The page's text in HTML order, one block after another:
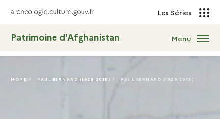
Les Séries
Patrimoine d'Afghanistan Menu
HOME PAUL BERNARD (1929-2015) PAUL BERNARD (1929-2015)